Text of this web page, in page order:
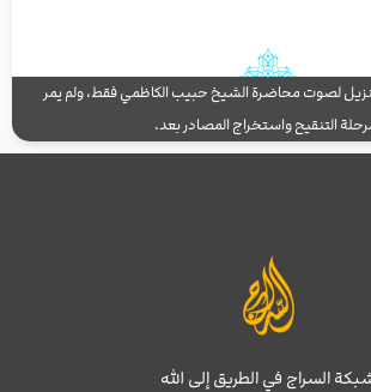
لصوت محاضرة الشيخ حبيب الكاظمي فقط، ولم يمر
التنقيح واستخراج المصادر بعد.
السراج في الطريق إلى الله